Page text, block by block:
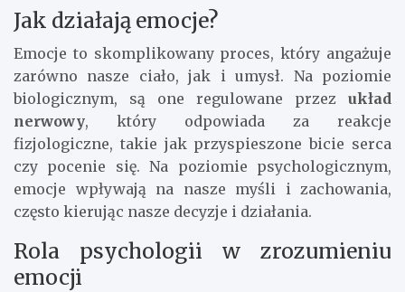
Jak działają emocje?
Emocje to skomplikowany proces, który angażuje
zarówno nasze ciało, jak i umysł. Na poziomie
biologicznym, są one regulowane przez układ
nerwowy, który odpowiada za reakcje
fizjologiczne, takie jak przyspieszone bicie serca
czy pocenie się. Na poziomie psychologicznym,
emocje wpływają na nasze myśli i zachowania,
często kierując nasze decyzje i działania.
Rola psychologii w zrozumieniu
emocji